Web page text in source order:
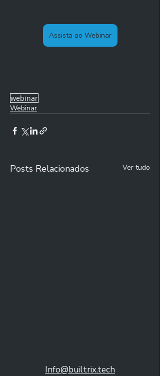
Assista ao Webinar
webinar
Webinar
Posts Relacionados Ver tudo
Info@builtrix.tech